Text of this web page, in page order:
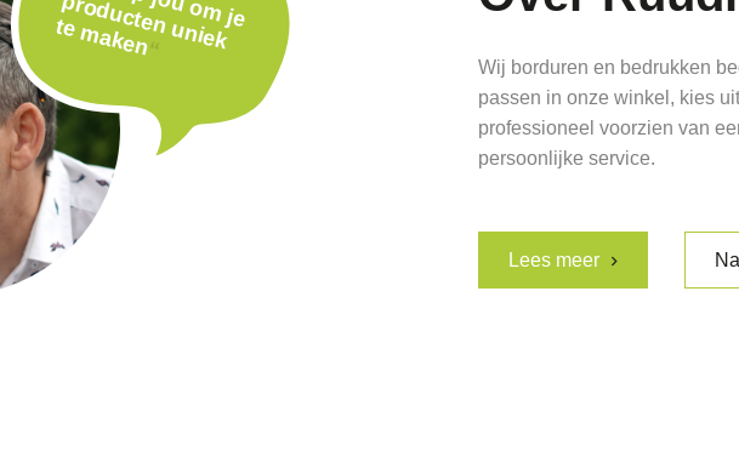
jo
u
p
n
te
n“
Wij borduren en bedrukken
passen in onze winkel, kies
professioneel voorzien van
persoonlijke service.
Lees meer